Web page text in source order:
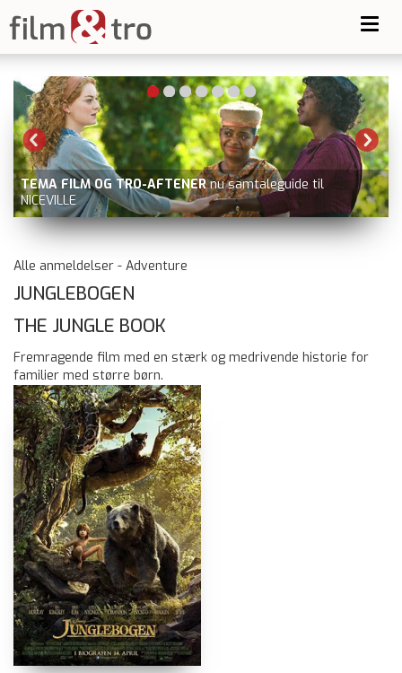
TEMA FILM OG TRO-AFTENER nu samtaleguide til
NICEVILLE
Alle anmeldelser - Adventure
JUNGLEBOGEN
THE JUNGLE BOOK
Fremragende film med en stærk og medrivende historie for
familier med større børn.